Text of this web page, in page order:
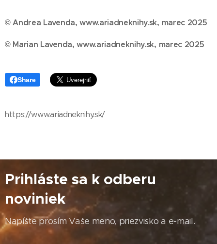
© Andrea Lavenda, www.ariadneknihy.sk, marec 2025
© Marian Lavenda, www.ariadneknihy.sk, marec 2025
Share
https://www.ariadneknihy.sk/
Prihláste sa k odberu
noviniek
Napíšte prosím Vaše meno, priezvisko a e-mail.